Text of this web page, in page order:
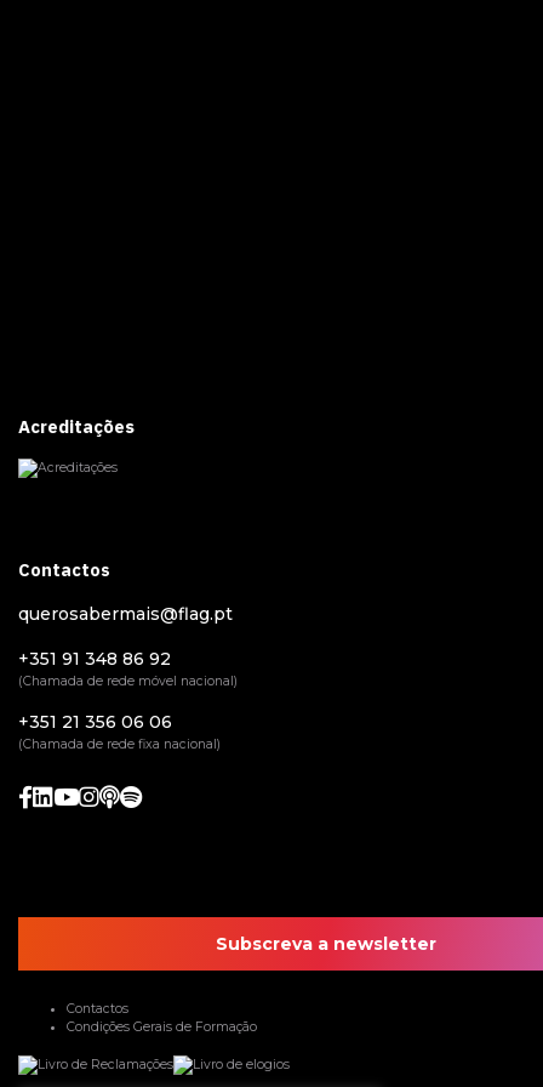
Acreditações
Contactos
querosabermais@flag.pt
+351 91 348 86 92
(Chamada de rede móvel nacional)
+351 21 356 06 06
(Chamada de rede fixa nacional)
Subscreva a newsletter
Contactos
Condições Gerais de Formação